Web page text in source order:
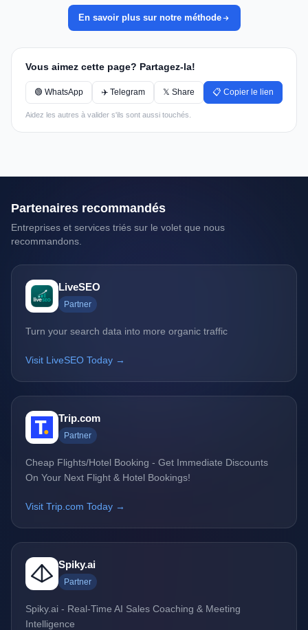
En savoir plus sur notre méthode
Vous aimez cette page? Partagez-la!
🟢 WhatsApp ✈️ Telegram 𝕏 Share 📋 Copier le lien
Aidez les autres à valider s'ils sont aussi touchés.
Partenaires recommandés
Entreprises et services triés sur le volet que nous
recommandons.
LiveSEO
Partner
Turn your search data into more organic traffic
Visit LiveSEO Today →
Trip.com
Partner
Cheap Flights/Hotel Booking - Get Immediate Discounts
On Your Next Flight & Hotel Bookings!
Visit Trip.com Today →
Spiky.ai
Partner
Spiky.ai - Real-Time AI Sales Coaching & Meeting
Intelligence